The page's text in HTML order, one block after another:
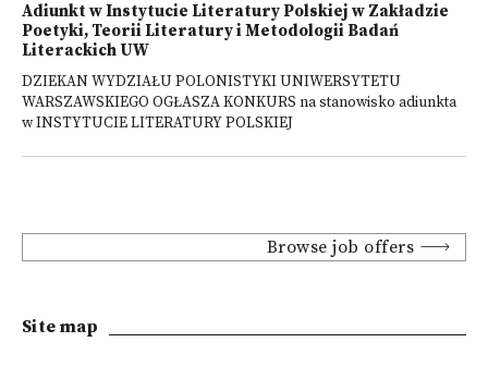
Adiunkt w Instytucie Literatury Polskiej w Zakładzie
Poetyki, Teorii Literatury i Metodologii Badań
Literackich UW
DZIEKAN WYDZIAŁU POLONISTYKI UNIWERSYTETU
WARSZAWSKIEGO OGŁASZA KONKURS na stanowisko adiunkta
w INSTYTUCIE LITERATURY POLSKIEJ
Browse job offers
Site map